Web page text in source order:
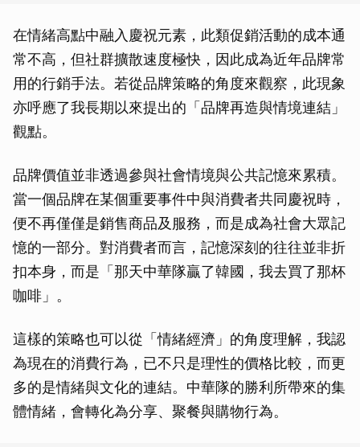
在情緒高點中融入慶祝元素，此類促銷活動的成本通
常不高，但社群擴散速度極快，因此成為近年品牌常
用的行銷手法。若從品牌策略的角度來觀察，此現象
亦呼應了我長期以來提出的「品牌再造與情境連結」
觀點。
品牌價值並非透過參與社會情境與公共記憶來累積。
當一個品牌在某個重要事件中與消費者共同慶祝時，
便不再僅僅是銷售商品及服務，而是成為社會大眾記
憶的一部分。對消費者而言，記憶深刻的往往並非折
扣本身，而是「那天中華隊贏了韓國，我去買了那杯
咖啡」。
這樣的策略也可以從「情緒經濟」的角度理解，我認
為現在的消費行為，已不只是理性的價格比較，而更
多的是情緒與文化的連結。中華隊的勝利所帶來的集
體情緒，會轉化為分享、聚餐與購物行為。